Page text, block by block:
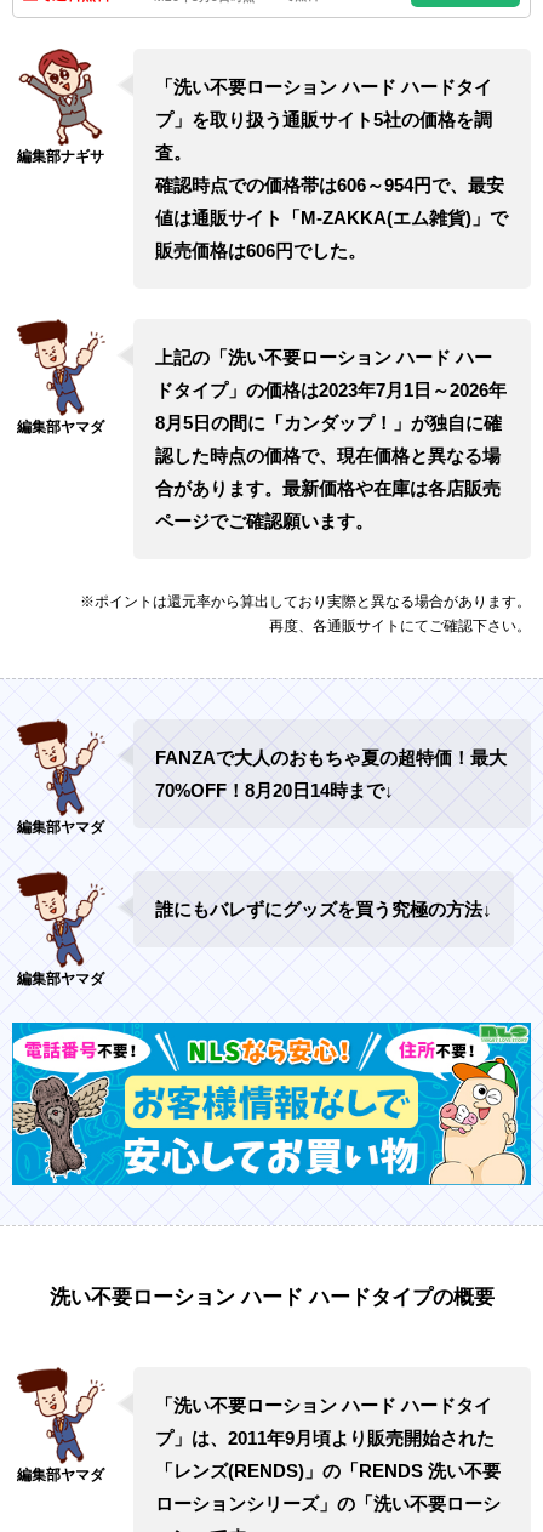
「洗い不要ローション ハード ハードタイ
プ」を取り扱う通販サイト5社の価格を調
査。
確認時点での価格帯は606～954円で、最安
値は通販サイト「M-ZAKKA(エム雑貨)」で
販売価格は606円でした。
上記の「洗い不要ローション ハード ハー
ドタイプ」の価格は2023年7月1日～2026年
8月5日の間に「カンダップ！」が独自に確
認した時点の価格で、現在価格と異なる場
合があります。最新価格や在庫は各店販売
ページでご確認願います。
※ポイントは還元率から算出しており実際と異なる場合があります。
再度、各通販サイトにてご確認下さい。
FANZAで大人のおもちゃ夏の超特価！最大
70%OFF！8月20日14時まで↓
誰にもバレずにグッズを買う究極の方法↓
洗い不要ローション ハード ハードタイプの概要
「洗い不要ローション ハード ハードタイ
プ」は、2011年9月頃より販売開始された
「レンズ(RENDS)」の「RENDS 洗い不要
ローションシリーズ」の「洗い不要ローシ